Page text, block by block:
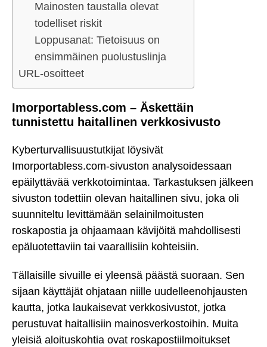
Mainosten taustalla olevat
todelliset riskit
Loppusanat: Tietoisuus on
ensimmäinen puolustuslinja
URL-osoitteet
Imorportabless.com – Äskettäin
tunnistettu haitallinen verkkosivusto
Kyberturvallisuustutkijat löysivät
Imorportabless.com-sivuston analysoidessaan
epäilyttävää verkkotoimintaa. Tarkastuksen jälkeen
sivuston todettiin olevan haitallinen sivu, joka oli
suunniteltu levittämään selainilmoitusten
roskapostia ja ohjaamaan kävijöitä mahdollisesti
epäluotettaviin tai vaarallisiin kohteisiin.
Tällaisille sivuille ei yleensä päästä suoraan. Sen
sijaan käyttäjät ohjataan niille uudelleenohjausten
kautta, jotka laukaisevat verkkosivustot, jotka
perustuvat haitallisiin mainosverkostoihin. Muita
yleisiä aloituskohtia ovat roskapostiilmoitukset